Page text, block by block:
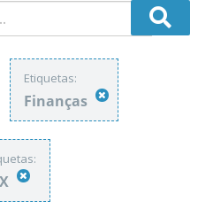
Etiquetas:
Finanças